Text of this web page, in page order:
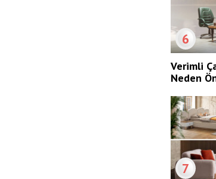
6
Verimli
Neden
7